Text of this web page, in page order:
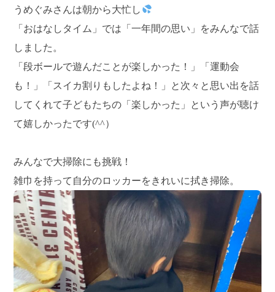
うめぐみさんは朝から大忙し
「おはなしタイム」では「一年間の思い」をみんなで話
しました。
「段ボールで遊んだことが楽しかった！」「運動会
も！」「スイカ割りもしたよね！」と次々と思い出を話
してくれて子どもたちの「楽しかった」という声が聴け
て嬉しかったです(^^）
みんなで大掃除にも挑戦！
雑巾を持って自分のロッカーをきれいに拭き掃除。